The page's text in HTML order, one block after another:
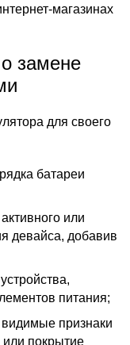
магазинах
замене
для своего
батареи
или
девайса, добавив
питания;
признаки
или покрытие